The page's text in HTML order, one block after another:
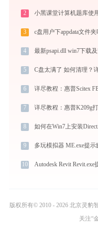
2
3 c盘用户下appdata文件
4 最新psapi.dll win7下载
5 C盘太满了 如何清理？
6
7 详尽教程：惠普K209g
8 如何在Win7上安装
9 多玩模拟器 ME.exe提
10
版权所有© 2010 - 2026 北京灵豹
关注“